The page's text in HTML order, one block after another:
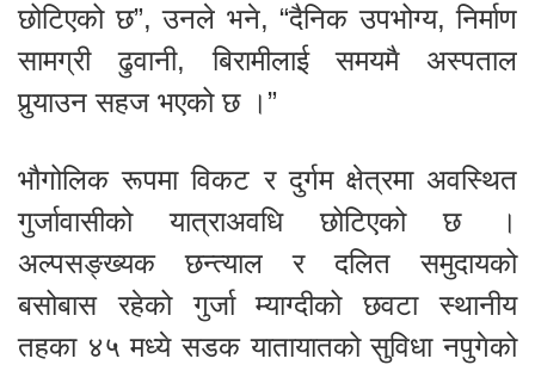
छोटिएको छ”, उनले भने, “दैनिक उपभोग्य, निर्माण
सामग्री ढुवानी, बिरामीलाई समयमै अस्पताल
पुर्‍याउन सहज भएको छ ।”
भौगोलिक रूपमा विकट र दुर्गम क्षेत्रमा अवस्थित
गुर्जावासीको यात्राअवधि छोटिएको छ ।
अल्पसङ्ख्यक छन्त्याल र दलित समुदायको
बसोबास रहेको गुर्जा म्याग्दीको छवटा स्थानीय
तहका ४५ मध्ये सडक यातायातको सुविधा नपुगेको